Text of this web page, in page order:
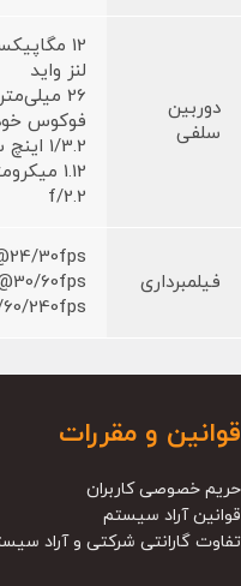
دوربین
سلفی
12 مگاپیکسل
لنز واید
26 میلی‌متری
فوکوس
1/3.2 اینچ سایز سنسور
1.12 میکرومتر سایز پیکسل
f/2.2
فیلمبرداری
30fps
60fps
60/240fps
قوانین و مقررات
حریم خصوصی کاربران
قوانین آراد سیستم
تفاوت گارانتی شرکتی و آراد